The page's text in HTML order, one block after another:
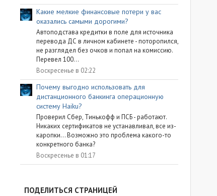
Какие мелкие финансовые потери у вас
оказались самыми дорогими?
Автоподстава кредитки в поле для источника
перевода ДС в личном кабинете - поторопился,
не разглядел без очков и попал на комиссию.
Перевел 100...
Воскресенье в 02:22
Почему выгодно использовать для
дистанционного банкинга операционную
систему Haiku?
Проверил Сбер, Тинькофф и ПСБ - работают.
Никаких сертификатов не устанавливал, все из-
каропки... Возможно это проблема какого-то
конкретного банка?
Воскресенье в 01:17
ПОДЕЛИТЬСЯ СТРАНИЦЕЙ